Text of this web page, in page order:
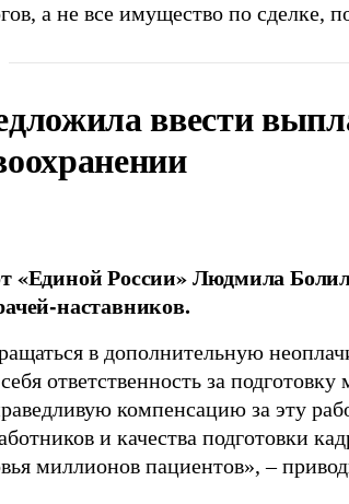
а не все имущество по сделке,
ввести
«Единой России» Людмила
наставников.
в дополнительную
ответственность за подготовку
компенсацию за эту
и качества подготовки
миллионов пациентов», –